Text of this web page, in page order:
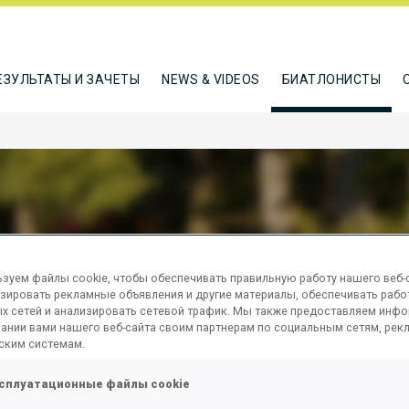
И ЗАЧЕТЫ NEWS & VIDEOS БИАТЛОНИСТЫ
TOBIAS
файлы cookie, чтобы обеспечивать правильную работу нашего веб-
рекламные объявления и другие материалы, обеспечивать
сетей и анализировать сетевой трафик. Мы также предоставляем
вами нашего веб-сайта своим партнерам по социальным сетям,
системам.
файлы cookie